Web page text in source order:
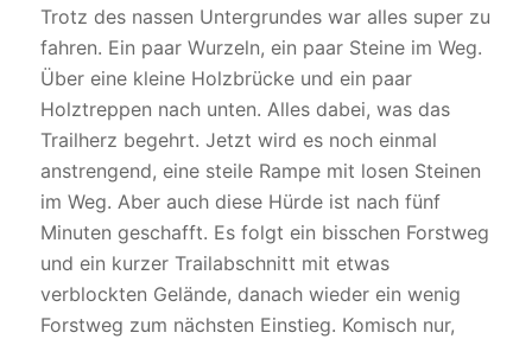
Trotz des nassen Untergrundes war alles super zu
fahren. Ein paar Wurzeln, ein paar Steine im Weg.
Über eine kleine Holzbrücke und ein paar
Holztreppen nach unten. Alles dabei, was das
Trailherz begehrt. Jetzt wird es noch einmal
anstrengend, eine steile Rampe mit losen Steinen
im Weg. Aber auch diese Hürde ist nach fünf
Minuten geschafft. Es folgt ein bisschen Forstweg
und ein kurzer Trailabschnitt mit etwas
verblockten Gelände, danach wieder ein wenig
Forstweg zum nächsten Einstieg. Komisch nur,